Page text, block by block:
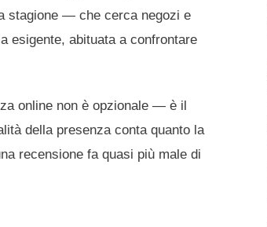
stagione — che cerca negozi e
esigente, abituata a confrontare
online non è opzionale — è il
della presenza conta quanto la
recensione fa quasi più male di